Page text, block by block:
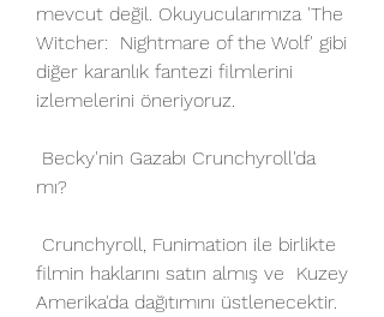
mevcut değil. Okuyucularımıza 'The
Witcher:  Nightmare of the Wolf' gibi
diğer karanlık fantezi filmlerini
izlemelerini öneriyoruz.
mı?
filmin haklarını satın almış ve  Kuzey
Amerika'da dağıtımını üstlenecektir.